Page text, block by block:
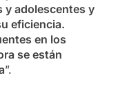
y adolescentes y
eficiencia.
en los
se están
”.